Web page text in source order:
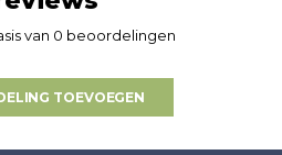
van 0 beoordelingen
TOEVOEGEN